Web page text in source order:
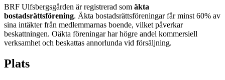
BRF Ulfsbergsgården är registrerad som äkta
bostadsrättsförening. Äkta bostadsrättsföreningar får minst 60% av
sina intäkter från medlemmarnas boende, vilket påverkar
beskattningen. Oäkta föreningar har högre andel kommersiell
verksamhet och beskattas annorlunda vid försäljning.
Plats